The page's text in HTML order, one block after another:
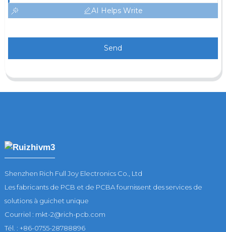
AI Helps Write
Send
Shenzhen Rich Full Joy Electronics Co., Ltd
Les fabricants de PCB et de PCBA fournissent des services de
solutions à guichet unique
Courriel : mkt-2@rich-pcb.com
Tél. : +86-0755-28788896